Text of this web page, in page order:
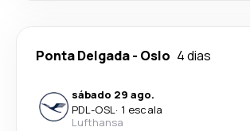
Ponta Delgada- Oslo 4 dias
sábado 29 ago.
PDL-OSL· 1 escala
Lufthansa